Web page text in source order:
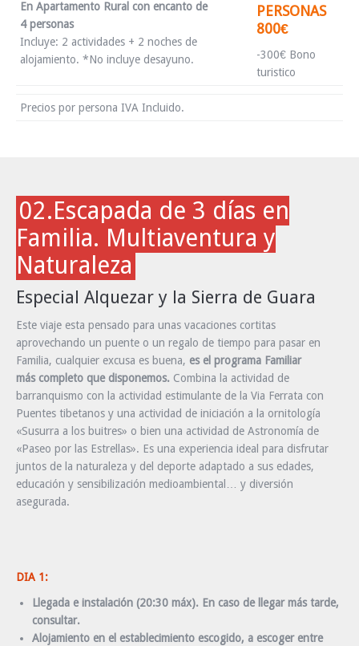
En Apartamento Rural con encanto de
4 personas
Incluye: 2 actividades + 2 noches de
alojamiento. *No incluye desayuno.
PERSONAS
800€
-300€ Bono
turistico
Precios por persona IVA Incluido.
02.Escapada de 3 días en
Familia. Multiaventura y
Naturaleza
Especial Alquezar y la Sierra de Guara
Este viaje esta pensado para unas vacaciones cortitas
aprovechando un puente o un regalo de tiempo para pasar en
Familia, cualquier excusa es buena, es el programa Familiar
más completo que disponemos. Combina la actividad de
barranquismo con la actividad estimulante de la Via Ferrata con
Puentes tibetanos y una actividad de iniciación a la ornitología
«Susurra a los buitres» o bien una actividad de Astronomía de
«Paseo por las Estrellas». Es una experiencia ideal para disfrutar
juntos de la naturaleza y del deporte adaptado a sus edades,
educación y sensibilización medioambiental… y diversión
asegurada.
DIA 1:
Llegada e instalación (20:30 máx). En caso de llegar más tarde,
consultar.
Alojamiento en el establecimiento escogido, a escoger entre